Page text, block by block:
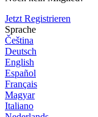
Jetzt Registrieren
Sprache
Čeština
Deutsch
English
Español
Français
Magyar
Italiano